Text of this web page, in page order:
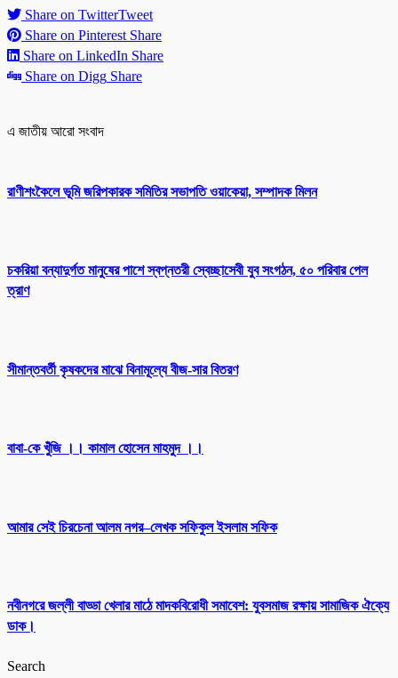
Share on TwitterTweet
Share on Pinterest Share
Share on LinkedIn Share
Share on Digg Share
এ জাতীয় আরো সংবাদ
রাণীশংকৈলে ভূমি জরিপকারক সমিতির সভাপতি ওয়াকেয়া, সম্পাদক মিলন
চকরিয়া বন্যাদুর্গত মানুষের পাশে স্বপ্নতরী স্বেচ্ছাসেবী যুব সংগঠন, ৫০ পরিবার পেল
ত্রাণ
সীমান্তবর্তী কৃষকদের মাঝে বিনামূল্যে বীজ-সার বিতরণ
বাবা-কে খুঁজি ।। কামাল হোসেন মাহমুদ ।।
আমার সেই চিরচেনা আলম নগর–লেখক সফিকুল ইসলাম সফিক
নবীনগরে জল্লী বাড্ডা খেলার মাঠে মাদকবিরোধী সমাবেশ: যুবসমাজ রক্ষায় সামাজিক ঐক্যে
ডাক।
Search